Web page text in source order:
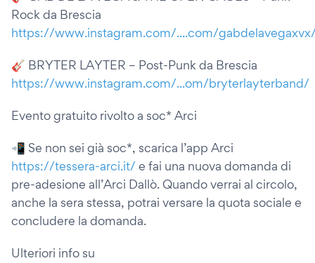
Rock da Brescia
https://www.instagram.com/....com/
🎸 BRYTER LAYTER – Post-Punk da Brescia
https://www.instagram.com/...om/bryterlayterband/
Evento gratuito rivolto a soc* Arci
📲 Se non sei già soc*, scarica l’app Arci
https://tessera-arci.it/e fai una nuova domanda di
pre-adesione all’Arci Dallò. Quando verrai al circolo,
anche la sera stessa, potrai versare la quota sociale e
concludere la domanda.
Ulteriori info su